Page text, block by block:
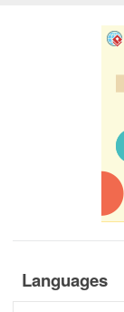
Languages